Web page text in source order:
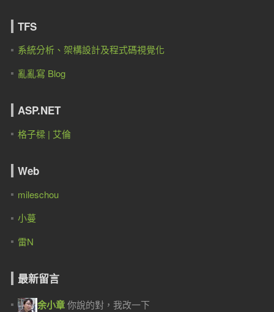
TFS
系統分析、架構設計及程式碼視覺化
亂亂寫 Blog
ASP.NET
格子樑 | 艾倫
Web
mileschou
小蔓
雷N
最新留言
余小章你說的對，我改一下